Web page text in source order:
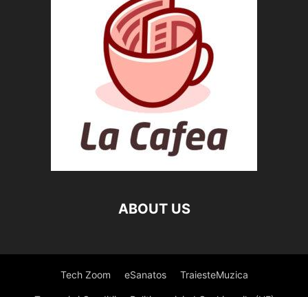
ABOUT US
Tech Zoom eSanatos TraiesteMuzica